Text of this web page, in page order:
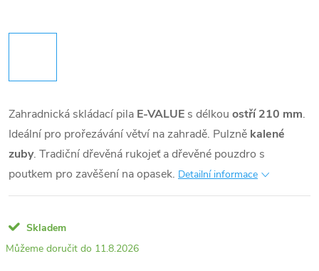
Zahradnická skládací pila E-VALUE s délkou ostří 210 mm.
Ideální pro prořezávání větví na zahradě. Pulzně kalené
zuby. Tradiční dřevěná rukojeť a dřevěné pouzdro s
poutkem pro zavěšení na opasek. Detailní informace
Skladem
11.8.2026